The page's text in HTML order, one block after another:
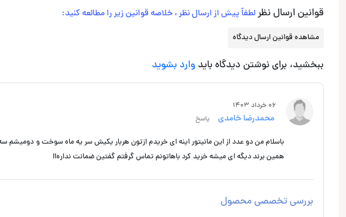
قوانین ارسال نظرلطفاً پیش از ارسال نظر ، خلاصه قوانین زیر را مطالعه کنید:
مشاهده قوانین ارسال دیدگاه
ببخشید، برای نوشتن دیدگاه باید وارد بشوید
06 خرداد 1403
محمدرضا خامدی پاسخ
باسلام من دو عدد از این مانیتور اینه ای خریدم ازتون هربار یکیش سر یه ماه سوخت و دومیشم
همین برند دیگه ای میشه خرید کرد باهاتونم تماس گرفتم گفتین ضمانت نداره!!
بررسی تخصصی محصول